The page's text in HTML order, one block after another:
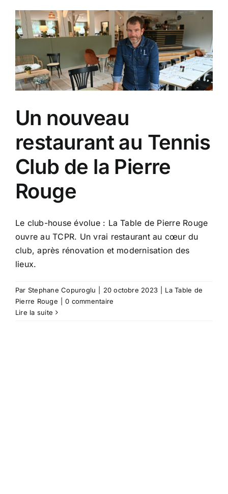
Un nouveau
restaurant au Tennis
Club de la Pierre
Rouge
Le club-house évolue : La Table de Pierre Rouge
ouvre au TCPR. Un vrai restaurant au cœur du
club, après rénovation et modernisation des
lieux.
Par Stephane Copuroglu 20 octobre 2023
La Table de
Pierre Rouge
0 commentaire
Lire la suite